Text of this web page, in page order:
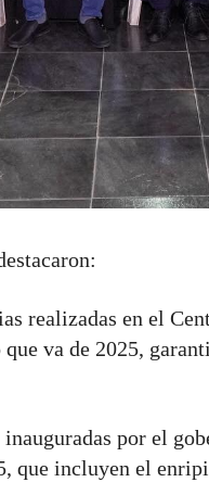
realizadas en el
va de 2025,
por el
que incluyen el